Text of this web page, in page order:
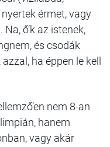
érmet, vagy
ő‘k az istenek,
és csodák
ha éppen le kell
nem 8-an
hanem
vagy akár